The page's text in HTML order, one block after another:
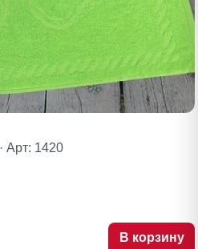
· Арт: 1420
В корзину